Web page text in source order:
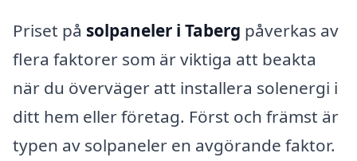
Priset på solpaneler i Taberg påverkas av
flera faktorer som är viktiga att beakta
när du överväger att installera solenergi i
ditt hem eller företag. Först och främst är
typen av solpaneler en avgörande faktor.